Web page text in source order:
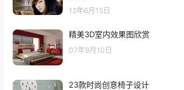
12年6月15日
精美3D室内效果图欣赏
07年9月10日
23款时尚创意椅子设计